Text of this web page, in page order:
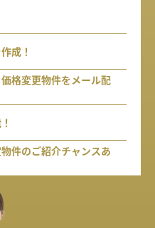
成！
格変更物件をメール配
件のご紹介チャンスあ